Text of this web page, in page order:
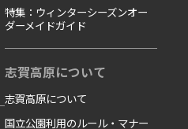
特集：ウィンターシーズンオー
ダーメイドガイド
志賀高原について
志賀高原について
国立公園利用のルール・マナー